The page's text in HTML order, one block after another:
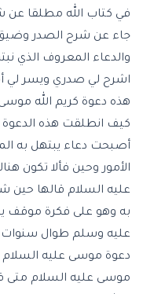
في كتاب الله مطلقا عن
جاء عن شرح الصدر
والدعاء المعروف الذي
اشرح لي صدري ويسر لي
هذه دعوة كريم الله موسى
كيف انطلقت هذه
أصبحت دعاء يبتهل به
الأمور وحين فألا تكون
عليه السلام قالها
به وهو على فكرة موقف
عليه وسلم طوال
دعوة موسى عليه
موسى عليه السلام متى